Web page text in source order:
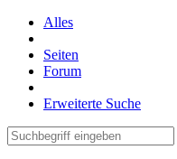
Alles
Seiten
Forum
Erweiterte Suche